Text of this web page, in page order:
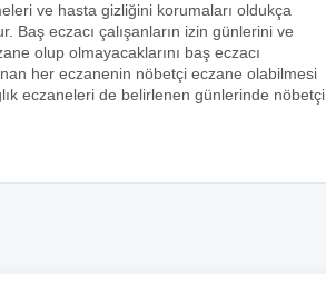
ve hasta gizliğini korumaları oldukça
Baş eczacı çalışanların izin günlerini ve
olup olmayacaklarını baş eczacı
her eczanenin nöbetçi eczane olabilmesi
eczaneleri de belirlenen günlerinde nöbetçi